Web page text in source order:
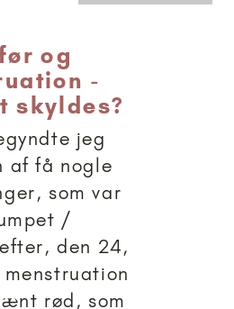
og
-
skyldes?
jeg
af få nogle
som var
/
den 24,
rød, som